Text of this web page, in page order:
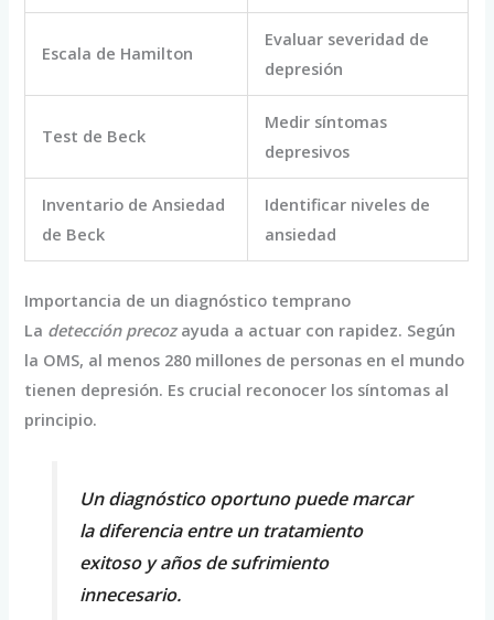
Escala de Hamilton
Evaluar severidad de
depresión
Test de Beck
Medir síntomas
depresivos
Inventario de Ansiedad
de Beck
Identificar niveles de
ansiedad
Importancia de un diagnóstico temprano
La detección precozayuda a actuar con rapidez. Según
la OMS, al menos 280 millones de personas en el mundo
tienen depresión. Es crucial reconocer los síntomas al
principio.
Un diagnóstico oportuno puede marcar
la diferencia entre un tratamiento
exitoso y años de sufrimiento
innecesario.